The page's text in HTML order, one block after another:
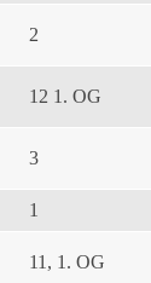
2
12 1. OG
3
1
11, 1. OG